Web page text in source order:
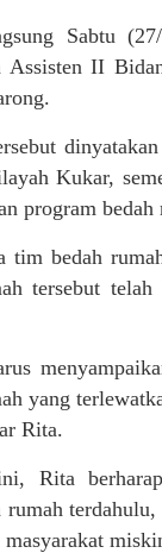
Sabtu
Assisten II
Kukar,
program bedah
tim bedah
tersebut
yang
Rita.
Rita
rumah